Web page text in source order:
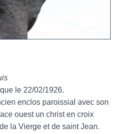
le 22/02/1926.
enclos paroissial avec son
ouest un christ en croix
la Vierge et de saint Jean.